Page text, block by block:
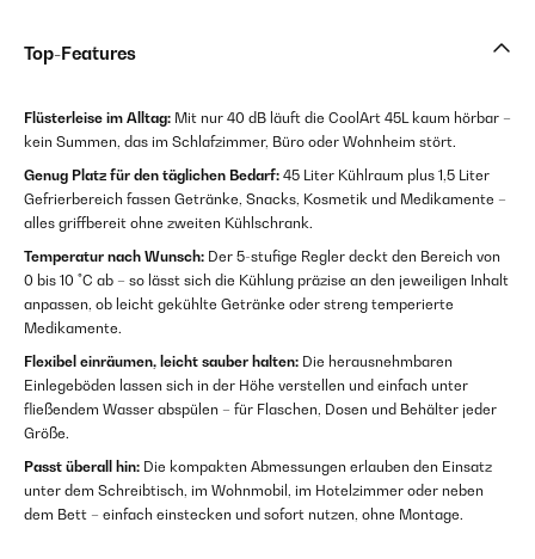
Top-Features
Flüsterleise im Alltag: Mit nur 40 dB läuft die CoolArt 45L kaum hörbar –
kein Summen, das im Schlafzimmer, Büro oder Wohnheim stört.
Genug Platz für den täglichen Bedarf: 45 Liter Kühlraum plus 1,5 Liter
Gefrierbereich fassen Getränke, Snacks, Kosmetik und Medikamente –
alles griffbereit ohne zweiten Kühlschrank.
Temperatur nach Wunsch: Der 5-stufige Regler deckt den Bereich von
0 bis 10 °C ab – so lässt sich die Kühlung präzise an den jeweiligen Inhalt
anpassen, ob leicht gekühlte Getränke oder streng temperierte
Medikamente.
Flexibel einräumen, leicht sauber halten: Die herausnehmbaren
Einlegeböden lassen sich in der Höhe verstellen und einfach unter
fließendem Wasser abspülen – für Flaschen, Dosen und Behälter jeder
Größe.
Passt überall hin: Die kompakten Abmessungen erlauben den Einsatz
unter dem Schreibtisch, im Wohnmobil, im Hotelzimmer oder neben
dem Bett – einfach einstecken und sofort nutzen, ohne Montage.